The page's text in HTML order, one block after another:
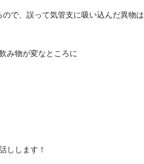
で、誤って気管支に吸い込んだ異物は
み物が変なところに
しします！